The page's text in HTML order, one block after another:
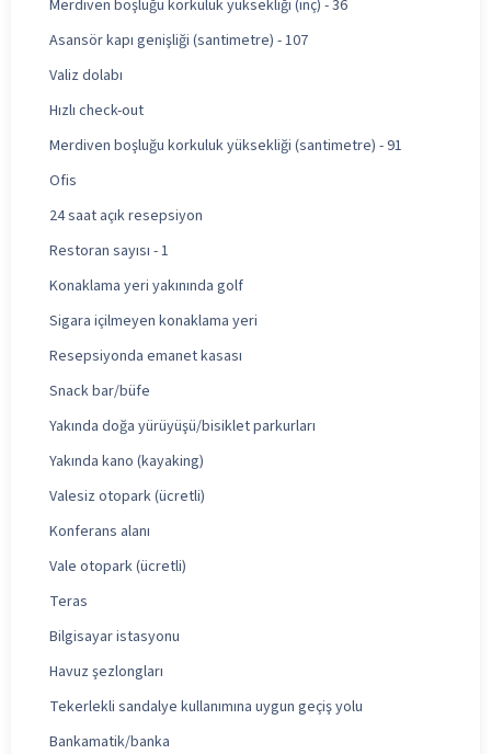
Merdiven boşluğu korkuluk yüksekliği (inç) - 36
Asansör kapı genişliği (santimetre) - 107
Valiz dolabı
Hızlı check-out
Merdiven boşluğu korkuluk yüksekliği (santimetre) - 91
Ofis
24 saat açık resepsiyon
Restoran sayısı - 1
Konaklama yeri yakınında golf
Sigara içilmeyen konaklama yeri
Resepsiyonda emanet kasası
Snack bar/büfe
Yakında doğa yürüyüşü/bisiklet parkurları
Yakında kano (kayaking)
Valesiz otopark (ücretli)
Konferans alanı
Vale otopark (ücretli)
Teras
Bilgisayar istasyonu
Havuz şezlongları
Tekerlekli sandalye kullanımına uygun geçiş yolu
Bankamatik/banka